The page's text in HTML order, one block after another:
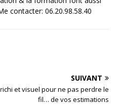
contacter: 06.20.98.58.40
SUIVANT
et visuel pour ne pas perdre le
fil… de vos estimations